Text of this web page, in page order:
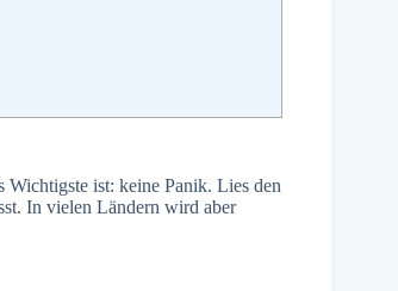
Wichtigste ist: keine Panik. Lies den
In vielen Ländern wird aber